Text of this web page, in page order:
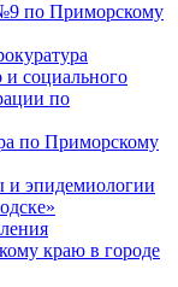
по Приморскому
социального
по
по Приморскому
эпидемиологии
краю в городе